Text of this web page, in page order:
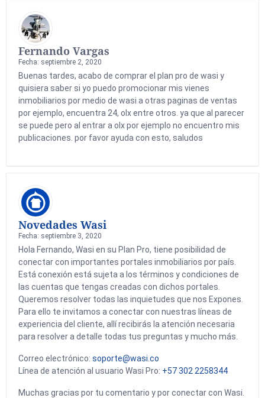
Fernando Vargas
Fecha: septiembre 2, 2020
Buenas tardes, acabo de comprar el plan pro de wasi y
quisiera saber si yo puedo promocionar mis vienes
inmobiliarios por medio de wasi a otras paginas de ventas
por ejemplo, encuentra 24, olx entre otros. ya que al parecer
se puede pero al entrar a olx por ejemplo no encuentro mis
publicaciones. por favor ayuda con esto, saludos
Novedades Wasi
Fecha: septiembre 3, 2020
Hola Fernando, Wasi en su Plan Pro, tiene posibilidad de
conectar con importantes portales inmobiliarios por país.
Está conexión está sujeta a los términos y condiciones de
las cuentas que tengas creadas con dichos portales.
Queremos resolver todas las inquietudes que nos Expones.
Para ello te invitamos a conectar con nuestras líneas de
experiencia del cliente, allí recibirás la atención necesaria
para resolver a detalle todas tus preguntas y mucho más.
Correo electrónico: soporte@wasi.co
Línea de atención al usuario Wasi Pro: +57 302 2258344
Muchas gracias por tu comentario y por conectar con Wasi.